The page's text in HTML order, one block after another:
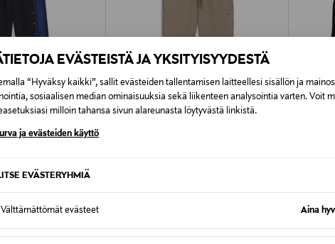
EVÄSTEISTÄ JA YKSITYISYYDESTÄ
“Hyväksy kaikki”, sallit evästeiden tallentamisen laitteellesi sisällön ja
sosiaalisen median ominaisuuksia sekä liikenteen analysointia varten. Voit
milloin tahansa sivun alareunasta löytyvästä linkistä.
ja evästeiden käyttö
EVÄSTERYHMIÄ
Välttämättömät evästeet Aina
Original
199,00